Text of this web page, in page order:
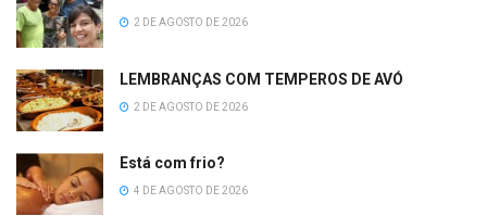
2 DE AGOSTO DE 2026
LEMBRANÇAS COM TEMPEROS DE AVÓ
2 DE AGOSTO DE 2026
Está com frio?
4 DE AGOSTO DE 2026